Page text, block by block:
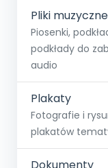
Pliki muzyczne
Piosenki,
podkłady do
audio
Plakaty
Fotografie i
plakatów